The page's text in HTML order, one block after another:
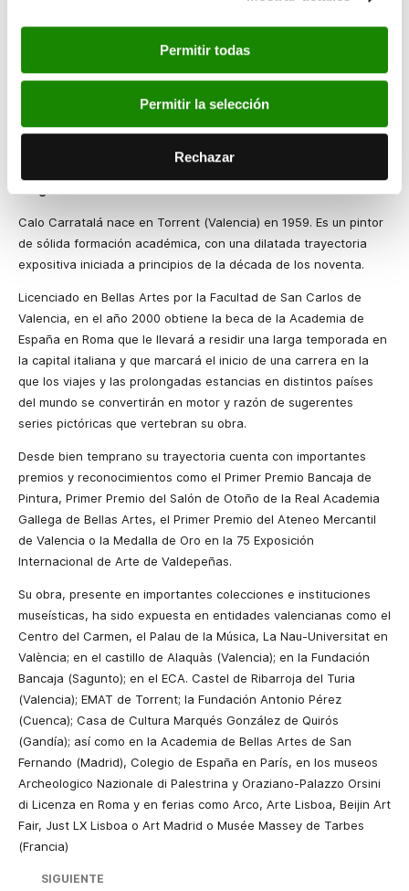
Permitir todas
Permitir la selección
Rechazar
En palabras de Calo Carratalá: “para mí los viajes tienen algo de
pensando en mis cosas, viajando, observando; tienen algo de
viaje introspectivo, de estar solo con uno mismo y de recuperar
el tiempo, la experiencia de mirar y sentir”
Calo Carratalá nace en Torrent (Valencia) en 1959. Es un pintor
de sólida formación académica, con una dilatada trayectoria
expositiva iniciada a principios de la década de los noventa.
Licenciado en Bellas Artes por la Facultad de San Carlos de
Valencia, en el año 2000 obtiene la beca de la Academia de
España en Roma que le llevará a residir una larga temporada en
la capital italiana y que marcará el inicio de una carrera en la
que los viajes y las prolongadas estancias en distintos países
del mundo se convertirán en motor y razón de sugerentes
series pictóricas que vertebran su obra.
Desde bien temprano su trayectoria cuenta con importantes
premios y reconocimientos como el Primer Premio Bancaja de
Pintura, Primer Premio del Salón de Otoño de la Real Academia
Gallega de Bellas Artes, el Primer Premio del Ateneo Mercantil
de Valencia o la Medalla de Oro en la 75 Exposición
Internacional de Arte de Valdepeñas.
Su obra, presente en importantes colecciones e instituciones
museísticas, ha sido expuesta en entidades valencianas como el
Centro del Carmen, el Palau de la Música, La Nau-Universitat en
València; en el castillo de Alaquàs (Valencia); en la Fundación
Bancaja (Sagunto); en el ECA. Castel de Ribarroja del Turia
(Valencia); EMAT de Torrent; la Fundación Antonio Pérez
(Cuenca); Casa de Cultura Marqués González de Quirós
(Gandía); así como en la Academia de Bellas Artes de San
Fernando (Madrid), Colegio de España en París, en los museos
Archeologico Nazionale di Palestrina y Oraziano-Palazzo Orsini
di Licenza en Roma y en ferias como Arco, Arte Lisboa, Beijin Art
Fair, Just LX Lisboa o Art Madrid o Musée Massey de Tarbes
(Francia)
SIGUIENTE